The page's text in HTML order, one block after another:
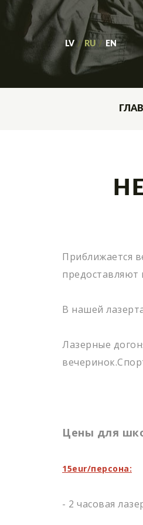
LV RU EN
Приближается
предоставляют
В нашей
Лазерные
Цены для
15eur/персона:
- 2 часовая